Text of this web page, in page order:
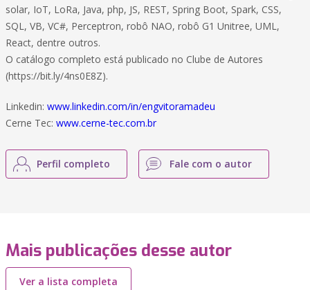
solar, IoT, LoRa, Java, php, JS, REST, Spring Boot, Spark, CSS,
SQL, VB, VC#, Perceptron, robô NAO, robô G1 Unitree, UML,
React, dentre outros.
O catálogo completo está publicado no Clube de Autores
(https://bit.ly/4ns0E8Z).
Linkedin: www.linkedin.com/in/engvitoramadeu
Cerne Tec: www.cerne-tec.com.br
Perfil completo Fale com o autor
Mais publicações desse autor
Ver a lista completa